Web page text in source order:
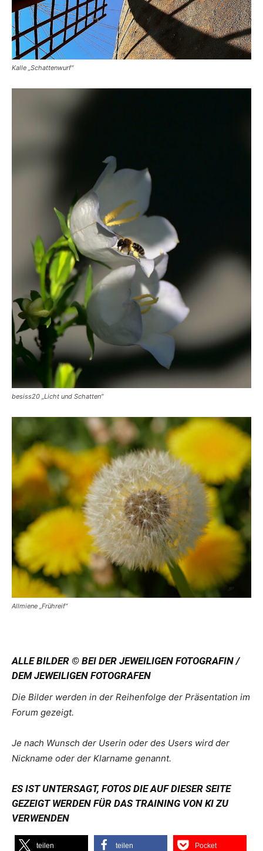
Kalle „Schattenwurf“
besiss20 „Licht und Schatten“
Allmiene „Frühreif“
ALLE BILDER © BEI DER JEWEILIGEN FOTOGRAFIN /
DEM JEWEILIGEN FOTOGRAFEN
Die Bilder werden in der Reihenfolge der Präsentation im
Forum gezeigt.
Je nach Wunsch der Userin oder des Users wird der
Nickname oder der Klarname genannt.
ES IST UNTERSAGT, FOTOS DIE AUF DIESER SEITE
GEZEIGT WERDEN FÜR DAS TRAINING VON KI ZU
VERWENDEN
teilen teilen Pocket